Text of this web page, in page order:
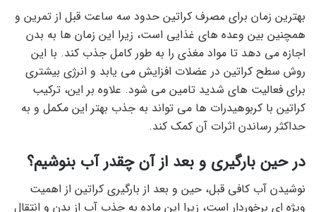
بهترین زمان برای مصرف کراتین حدود سه ساعت قبل از تمرین و
همچنین بین وعده های غذایی است، زیرا این زمان ها به بدن
اجازه می دهد تا مواد مغذی را به طور کامل جذب کند. با این
روش سطح کراتین در عضلات افزایش می یابد و انرژی بیشتری
برای فعالیت های شدید تامین می شود. علاوه بر این، ترکیب
کراتین با کربوهیدرات ها می تواند به جذب بهتر این مکمل و به
حداکثر رساندن اثرات آن کمک کند.
در حین بارگیری و بعد از آن چقدر آب بنوشیم؟
نوشیدن آب کافی قبل، حین و بعد از بارگیری کراتین از اهمیت
ویژه ای برخوردار است، زیرا این ماده به جذب آب از بدن و انتقال